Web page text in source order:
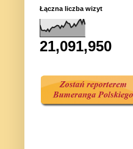
Łączna liczba wizyt
21,091,950